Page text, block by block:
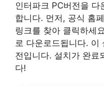
인터파크 PC버전을
합니다. 먼저, 공식 홈
링크를 찾아 클릭하세
로 다운로드됩니다. 이
전입니다. 설치가 완료
다!